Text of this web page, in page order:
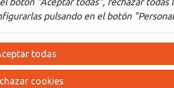
pulsando en el botón
todas
cookies